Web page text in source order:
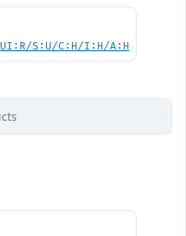
UI:R/S:U/C:H/I:H/A:H